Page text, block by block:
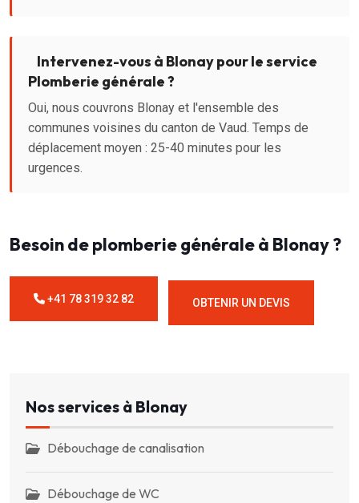
Intervenez-vous à Blonay pour le service
Plomberie générale ?
Oui, nous couvrons Blonay et l'ensemble des
communes voisines du canton de Vaud. Temps de
déplacement moyen : 25-40 minutes pour les
urgences.
Besoin de plomberie générale à Blonay ?
+41 78 319 32 82 OBTENIR UN DEVIS
Nos services à Blonay
Débouchage de canalisation
Débouchage de WC